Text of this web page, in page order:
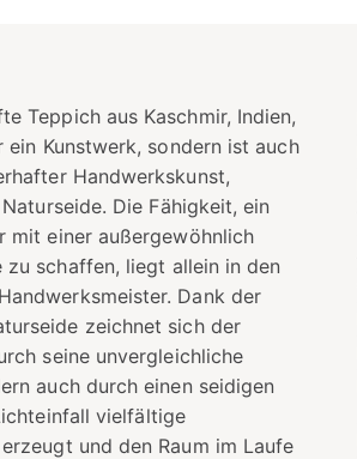
Teppich aus Kaschmir, Indien,
Kunstwerk, sondern ist auch
Handwerkskunst,
Die Fähigkeit, ein
mit einer außergewöhnlich
zu schaffen, liegt allein in den
Dank der
zeichnet sich der
seine unvergleichliche
auch durch einen seidigen
vielfältige
und den Raum im Laufe